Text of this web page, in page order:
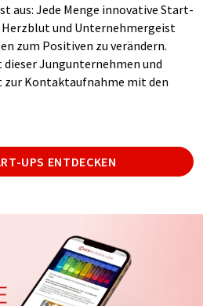
aus: Jede Menge innovative Start-
und Unternehmergeist
zum Positiven zu verändern.
dieser Jungunternehmen und
zur Kontaktaufnahme mit den
UPS ENTDECKEN